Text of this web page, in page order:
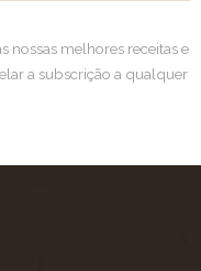
nossas melhores receitas e
a subscrição a qualquer